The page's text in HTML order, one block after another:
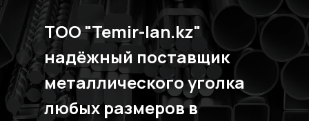
ТОО "Temir-lan.kz"
надёжный поставщик
металлического уголка
любых размеров в